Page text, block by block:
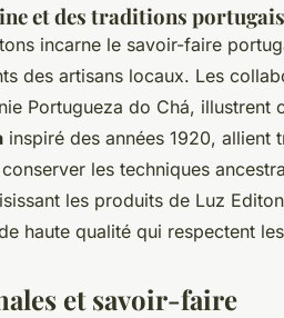
et des traditions
incarne le savoir-faire
des artisans locaux. Les
Portugueza do Chá, illustrent
inspiré des années 1920, allient
les techniques
les produits de Luz
haute qualité qui respectent
et savoir-faire